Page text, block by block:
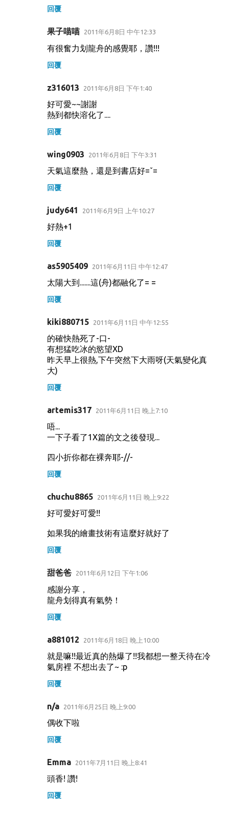
回覆
果子喵喵 2011年6月8日 中午12:33
有很奮力划龍舟的感覺耶，讚!!!
回覆
z316013 2011年6月8日 下午1:40
好可愛~~謝謝
熱到都快溶化了....
回覆
wing0903 2011年6月8日 下午3:31
天氣這麼熱，還是到書店好=ˇ=
回覆
judy641 2011年6月9日 上午10:27
好熱+1
回覆
as5905409 2011年6月11日 中午12:47
太陽大到.......這(舟)都融化了= =
回覆
kiki880715 2011年6月11日 中午12:55
的確快熱死了-口-
有想猛吃冰的慾望XD
昨天早上很熱,下午突然下大雨呀(天氣變化真
大)
回覆
artemis317 2011年6月11日 晚上7:10
唔...
一下子看了1X篇的文之後發現...
四小折你都在裸奔耶-//-
回覆
chuchu8865 2011年6月11日 晚上9:22
好可愛好可愛!!
如果我的繪畫技術有這麼好就好了
回覆
甜爸爸 2011年6月12日 下午1:06
感謝分享，
龍舟划得真有氣勢！
回覆
a881012 2011年6月18日 晚上10:00
就是嘛!!最近真的熱爆了!!我都想一整天待在冷
氣房裡 不想出去了~ :p
回覆
n/a 2011年6月25日 晚上9:00
偶收下啦
回覆
Emma 2011年7月11日 晚上8:41
頭香! 讚!
回覆